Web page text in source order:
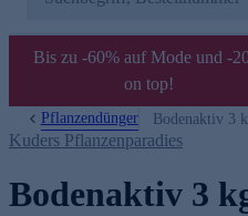
Bis zu -60% auf Mode und -
on top!
Pflanzendünger Bodenaktiv 3
Kuders Pflanzenparadies
Bodenaktiv 3